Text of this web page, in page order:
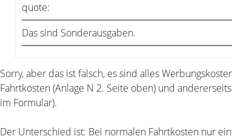
quote:
Das sind Sonderausgaben.
Sorry, aber das ist falsch, es sind alles
Fahrtkosten (Anlage N 2. Seite oben) und
im Formular).
Der Unterschied ist: Bei normalen Fahrtkosten nur